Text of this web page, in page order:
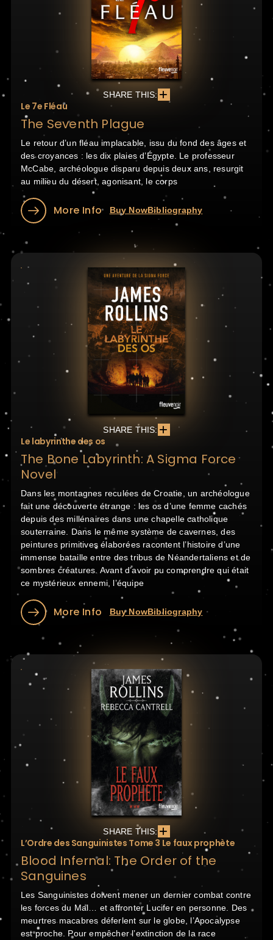
SHARE THIS:
Le 7e Fléau
The Seventh Plague
Le retour d’un fléau implacable, issu du fond des âges et
des croyances : les dix plaies d’Égypte. Le professeur
McCabe, archéologue disparu depuis deux ans, resurgit
au milieu du désert, agonisant, le corps
More Info Buy NowBibliography
SHARE THIS:
Le labyrinthe des os
The Bone Labyrinth: A Sigma Force
Novel
Dans les montagnes reculées de Croatie, un archéologue
fait une découverte étrange : les os d’une femme cachés
depuis des millénaires dans une chapelle catholique
souterraine. Dans le même système de cavernes, des
peintures primitives élaborées racontent l’histoire d’une
immense bataille entre des tribus de Néandertaliens et de
sombres créatures. Avant d’avoir pu comprendre qui était
ce mystérieux ennemi, l’équipe
More Info Buy NowBibliography
SHARE THIS:
L’Ordre des Sanguinistes Tome 3 Le faux prophète
Blood Infernal: The Order of the
Sanguines
Les Sanguinistes doivent mener un dernier combat contre
les forces du Mal… et affronter Lucifer en personne. Des
meurtres macabres déferlent sur le globe, l’Apocalypse
est proche. Pour empêcher l’extinction de la race